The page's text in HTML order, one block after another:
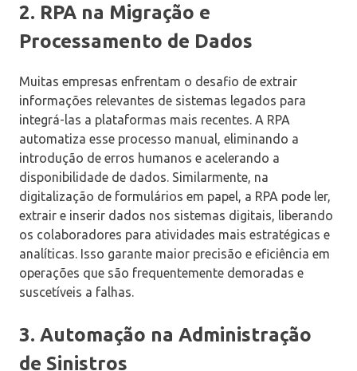
2. RPA na Migração e
Processamento de Dados
Muitas empresas enfrentam o desafio de extrair
informações relevantes de sistemas legados para
integrá-las a plataformas mais recentes. A RPA
automatiza esse processo manual, eliminando a
introdução de erros humanos e acelerando a
disponibilidade de dados. Similarmente, na
digitalização de formulários em papel, a RPA pode ler,
extrair e inserir dados nos sistemas digitais, liberando
os colaboradores para atividades mais estratégicas e
analíticas. Isso garante maior precisão e eficiência em
operações que são frequentemente demoradas e
suscetíveis a falhas.
3. Automação na Administração
de Sinistros